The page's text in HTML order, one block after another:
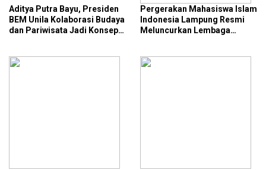
Aditya Putra Bayu, Presiden
BEM Unila Kolaborasi Budaya
dan Pariwisata Jadi Konsep
Pergerakan Mahasiswa Islam
Indonesia Lampung Resmi
Meluncurkan Lembaga